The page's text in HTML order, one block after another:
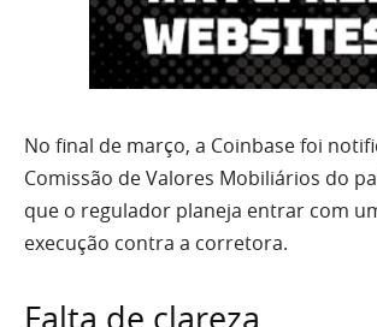
No final de março, a Coinbase foi
Comissão de Valores Mobiliários do
que o regulador planeja entrar com
execução contra a corretora.